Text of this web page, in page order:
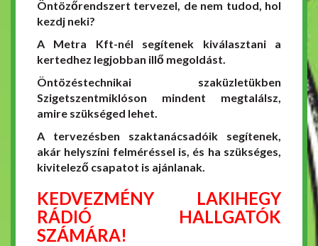
Öntözőrendszert tervezel, de nem tudod, hol
kezdj neki?
A Metra Kft-nél segítenek kiválasztani a
kertedhez legjobban illő megoldást.
Öntözéstechnikai szaküzletükben
Szigetszentmiklóson mindent megtalálsz,
amire szükséged lehet.
A tervezésben szaktanácsadóik segítenek,
akár helyszíni felméréssel is, és ha szükséges,
kivitelező csapatot is ajánlanak.
KEDVEZMÉNY LAKIHEGY
RÁDIÓ HALLGATÓK
SZÁMÁRA!